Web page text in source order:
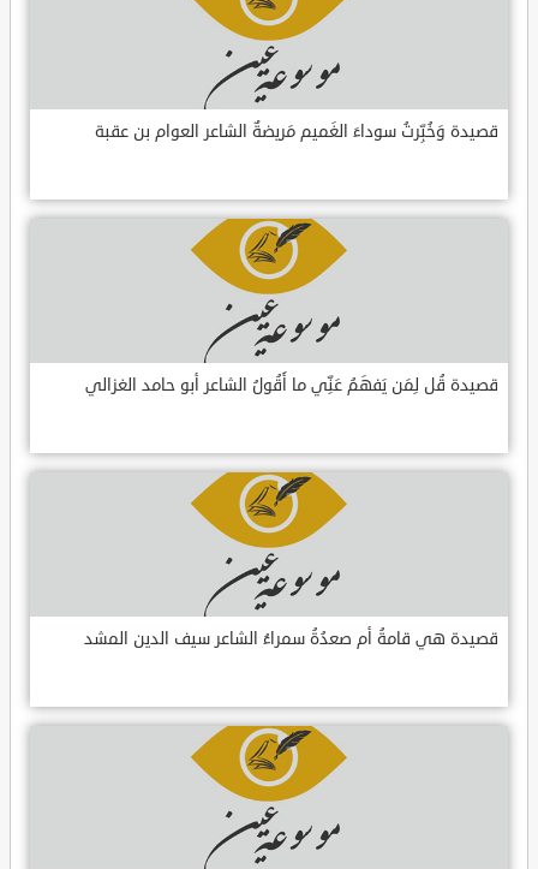
قصيدة وَخُبِّرتُ سوداءَ الغَميم مَريضةٌ الشاعر العوام بن عقبة
قصيدة قُل لِمَن يَفهَمُ عَنِّي ما أَقُولُ الشاعر أبو حامد الغزالي
قصيدة هي قامةُ أم صعدُةُ سمراءُ الشاعر سيف الدين المشد